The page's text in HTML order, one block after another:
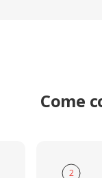
Come
2